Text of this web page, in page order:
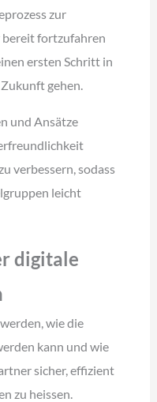
zur
bereit fortzufahren
ersten Schritt in
gehen.
und Ansätze
verbessern, sodass
leicht
digitale
wie die
kann und wie
sicher, effizient
zu heissen.